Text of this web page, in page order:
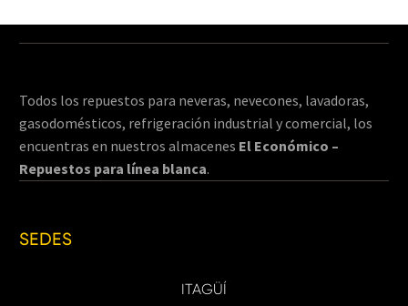
Todos los repuestos para neveras, nevecones, lavadoras,
gasodomésticos, refrigeración industrial y comercial, los
encuentras en nuestros almacenes El Económico –
Repuestos para línea blanca.
SEDES
ITAGÜÍ